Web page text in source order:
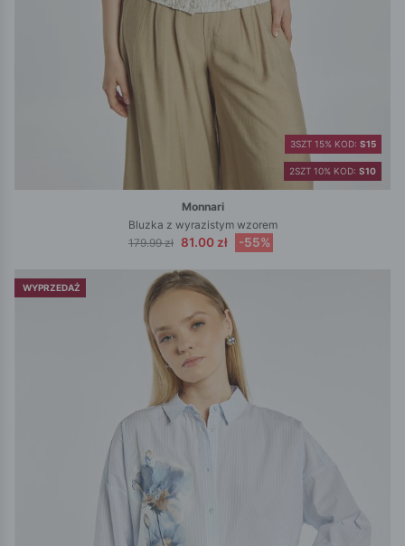
2SZT 10% KOD: S10
3SZT 15% KOD: S15
Monnari
Bluzka z wyrazistym wzorem
179.99 zł 81.00 zł -55%
WYPRZEDAŻ